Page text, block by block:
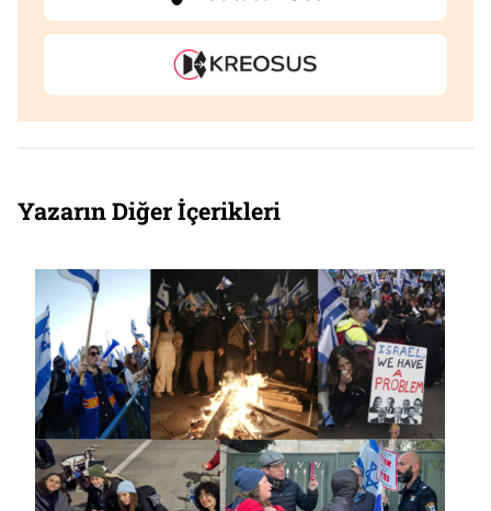
Yazarın Diğer İçerikleri